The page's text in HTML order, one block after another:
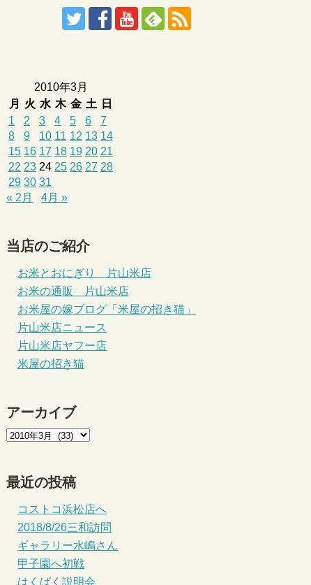
2010年3月
月
火 水 木 金 土
日
1
2 3 4 5 6
7
8
9 10 11 12 13 14
15 16 17 18 19 20 21
22 23 24 25 26 27 28
29 30 31
« 2月
4月 »
当店のご紹介
お米とおにぎり 片山米店
お米の通販 片山米店
お米屋の嫁ブログ「米屋の招き猫」
片山米店ニュース
片山米店ヤフー店
米屋の招き猫
アーカイブ
最近の投稿
コストコ浜松店へ
2018/8/26三和訪問
ギャラリー水嶋さん
甲子園へ初戦
はくばく説明会